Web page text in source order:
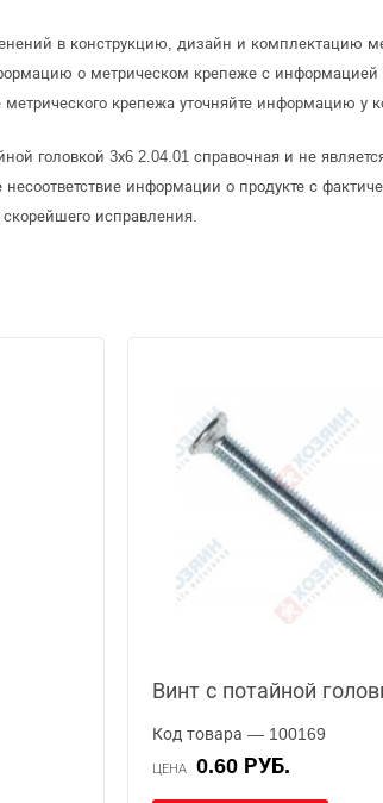
в конструкцию, дизайн и комплектацию
о метрическом крепеже с
крепежа уточняйте информацию у
головкой 3х6 2.04.01 справочная и не
информации о продукте с
исправления.
Винт с потайной
Код товара — 100169
ЦЕНА 0.60 РУБ.